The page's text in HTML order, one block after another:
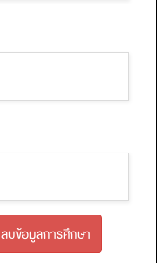
ลบข้อมูลการศึกษา